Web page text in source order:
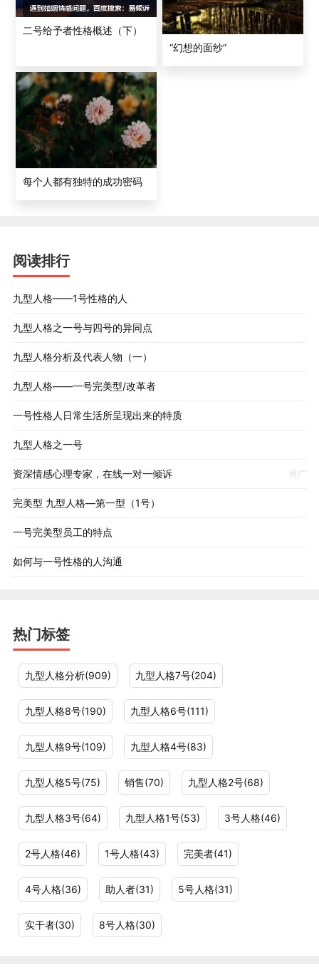
二号给予者性格概述（下）
“幻想的面纱”
每个人都有独特的成功密码
阅读排行
九型人格——1号性格的人
九型人格之一号与四号的异同点
九型人格分析及代表人物（一）
九型人格——一号完美型/改革者
一号性格人日常生活所呈现出来的特质
九型人格之一号
资深情感心理专家，在线一对一倾诉 推广
完美型 九型人格—第一型（1号）
一号完美型员工的特点
如何与一号性格的人沟通
热门标签
九型人格分析(909) 九型人格7号(204)
九型人格8号(190) 九型人格6号(111)
九型人格9号(109) 九型人格4号(83)
九型人格5号(75) 销售(70) 九型人格2号(68)
九型人格3号(64) 九型人格1号(53) 3号人格(46)
2号人格(46) 1号人格(43) 完美者(41)
4号人格(36) 助人者(31) 5号人格(31)
实干者(30) 8号人格(30)